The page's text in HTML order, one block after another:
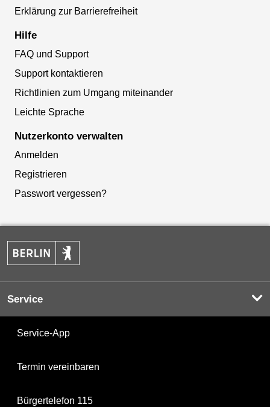
Erklärung zur Barrierefreiheit
Hilfe
FAQ und Support
Support kontaktieren
Richtlinien zum Umgang miteinander
Leichte Sprache
Nutzerkonto verwalten
Anmelden
Registrieren
Passwort vergessen?
Service
Service-App
Termin vereinbaren
Bürgertelefon 115